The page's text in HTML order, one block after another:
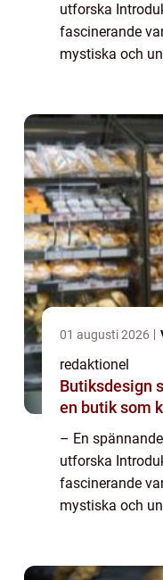
utforska
fascinerande
mystiska och
01 augusti 2026
redaktionel
Butiksdesign
en butik som
– En
utforska
fascinerande
mystiska och